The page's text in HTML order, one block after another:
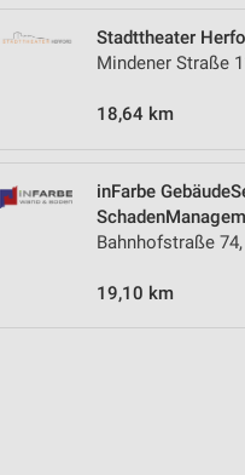
Stadttheater
Mindener Straße
18,64 km
inFarbe
Bahnhofstraße
19,10 km